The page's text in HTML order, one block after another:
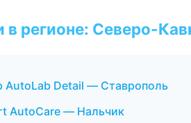
в регионе: Северо-
AutoLab Detail — Ставрополь
AutoCare — Нальчик